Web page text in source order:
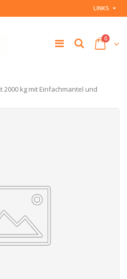
LINKS
0
kg mit Einfachmantel und